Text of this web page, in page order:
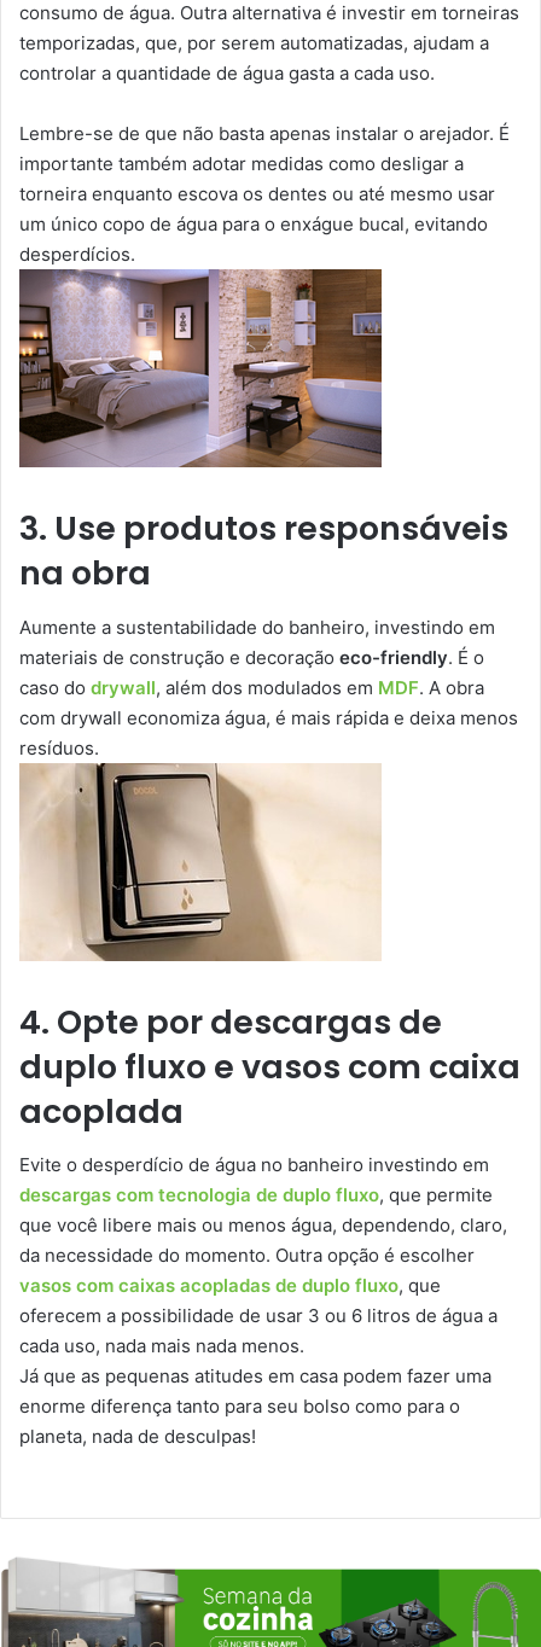
consumo de água. Outra alternativa é investir em torneiras
temporizadas, que, por serem automatizadas, ajudam a
controlar a quantidade de água gasta a cada uso.
Lembre-se de que não basta apenas instalar o arejador. É
importante também adotar medidas como desligar a
torneira enquanto escova os dentes ou até mesmo usar
um único copo de água para o enxágue bucal, evitando
desperdícios.
3. Use produtos responsáveis
na obra
Aumente a sustentabilidade do banheiro, investindo em
materiais de construção e decoração eco-friendly. É o
caso do drywall, além dos modulados em MDF. A obra
com drywall economiza água, é mais rápida e deixa menos
resíduos.
4. Opte por descargas de
duplo fluxo e vasos com caixa
acoplada
Evite o desperdício de água no banheiro investindo em
descargas com tecnologia de duplo fluxo, que permite
que você libere mais ou menos água, dependendo, claro,
da necessidade do momento. Outra opção é escolher
vasos com caixas acopladas de duplo fluxo, que
oferecem a possibilidade de usar 3 ou 6 litros de água a
cada uso, nada mais nada menos.
Já que as pequenas atitudes em casa podem fazer uma
enorme diferença tanto para seu bolso como para o
planeta, nada de desculpas!